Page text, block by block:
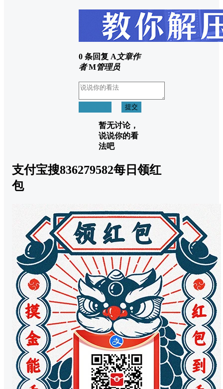
0 条回复 A文章作
者 M管理员
提交
暂无讨论，
说说你的看
法吧
支付宝搜836279582每日领红
包